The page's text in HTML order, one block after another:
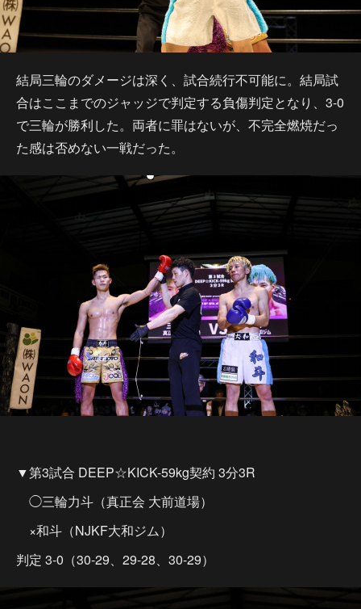
結局三輪のダメージは深く、試合続行不可能に。結局試
合はここまでのジャッジで判定する負傷判定となり、3-0
で三輪が勝利した。両者に罪はないが、不完全燃焼だっ
た感は否めない一戦だった。
▼第3試合 DEEP☆KICK-59kg契約 3分3R
◯三輪力斗（真正会 大前道場）
×和斗（NJKF大和ジム）
判定 3-0（30-29、29-28、30-29）